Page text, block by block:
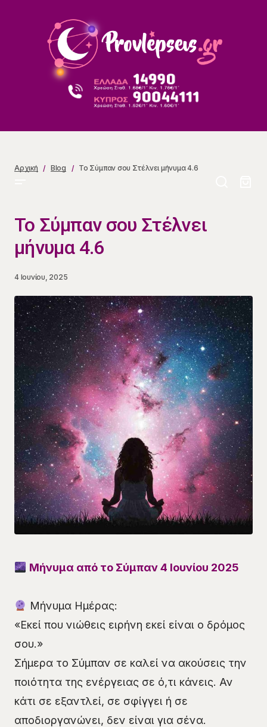
Αρχική Blog Το Σύμπαν σου Στέλνει μήνυμα 4.6
Το Σύμπαν σου Στέλνει
μήνυμα 4.6
4 Ιουνίου, 2025
Μήνυμα από το Σύμπαν 4 Ιουνίου 2025
Μήνυμα Ημέρας:
«Εκεί που νιώθεις ειρήνη εκεί είναι ο δρόμος
σου.»
Σήμερα το Σύμπαν σε καλεί να ακούσεις την
ποιότητα της ενέργειας σε ό,τι κάνεις. Αν
κάτι σε εξαντλεί, σε σφίγγει ή σε
αποδιοργανώνει, δεν είναι για σένα.